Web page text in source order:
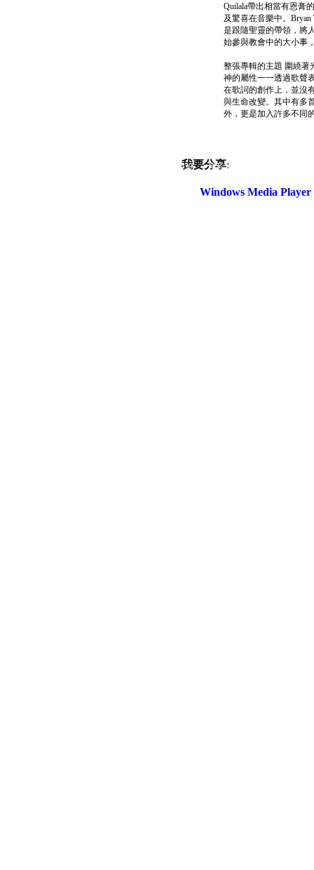
Quilala帶出相當有恩膏
及驚喜在音樂中。
是跟隨聖靈的帶領，將
始參與教會中的大小事
整張專輯的主題 圍繞著
神的屬性一一透過歌聲
在歌詞的創作上，並沒
與生命改變。其中有多
外，更是加入許多不同
我要分享:
Windows Media
電話：(02)2369-9050
佳音電台地址：